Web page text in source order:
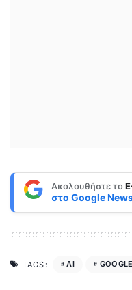
Ακολουθήστε το
στο Google
TAGS: AI GOOGLE